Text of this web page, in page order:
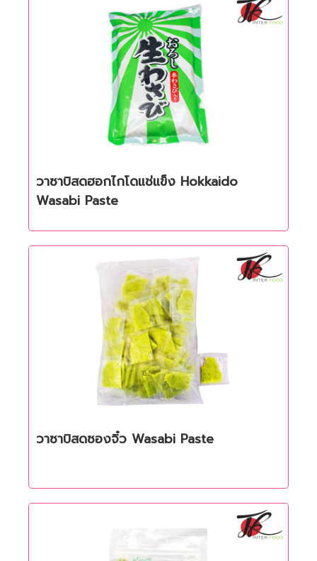
Quick View
วาซาบิสดฮอกไกโดแช่แข็ง Hokkaido
Wasabi Paste
Quick View วาซาบิสดซองจิ๋ว Wasabi Paste